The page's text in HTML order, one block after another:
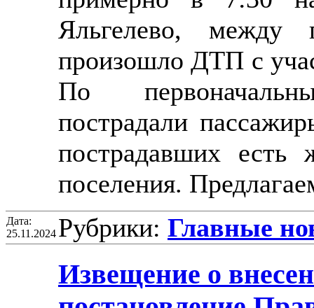
Яльгелево,
произошло ДТП с
По
пострадали
пострадавших есть
поселения.
Дата:
25.11.2024 Рубрики: Главные
Извещение о